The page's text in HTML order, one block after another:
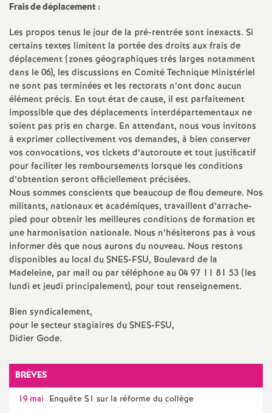
i
g
n
e
m
e
n
t
s
S
e
Frais de déplacement :
Les propos tenus le jour de la pré-rentrée sont inexacts. Si
certains textes limitent la portée des droits aux frais de
déplacement (zones géographiques très larges notamment
dans le 06), les discussions en Comité Technique Ministériel
ne sont pas terminées et les rectorats n’ont donc aucun
élément précis. En tout état de cause, il est parfaitement
impossible que des déplacements interdépartementaux ne
soient pas pris en charge. En attendant, nous vous invitons
à exprimer collectivement vos demandes, à bien conserver
vos convocations, vos tickets d’autoroute et tout justificatif
pour faciliter les remboursements lorsque les conditions
d’obtention seront officiellement précisées.
Nous sommes conscients que beaucoup de flou demeure. Nos
militants, nationaux et académiques, travaillent d’arrache-
pied pour obtenir les meilleures conditions de formation et
une harmonisation nationale. Nous n’hésiterons pas à vous
informer dès que nous aurons du nouveau. Nous restons
disponibles au local du SNES-FSU, Boulevard de la
Madeleine, par mail ou par téléphone au 04 97 11 81 53 (les
lundi et jeudi principalement), pour tout renseignement.
Bien syndicalement,
pour le secteur stagiaires du SNES-FSU,
Didier Gode.
BRÈVES
19 mai Enquête S1 sur la réforme du collège